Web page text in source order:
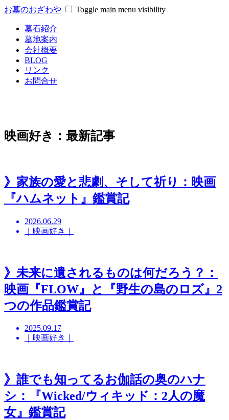
お墓のおざわや Toggle main menu visibility
墓石紹介
墓地案内
会社概要
BLOG
リンク
お問合せ
映画好き：最新記事
》家族の愛と悲劇、そして祈り：映画
『ハムネット』鑑賞記
2026.06.29
｜映画好き｜
》未来に遺されるものは何だろう？：
映画『FLOW』と『野生の島のロズ』2
つの作品鑑賞記
2025.09.17
｜映画好き｜
》誰でも知ってるお伽話の奥のハナ
シ：『Wicked/ウィキッド：2人の魔
女』鑑賞記